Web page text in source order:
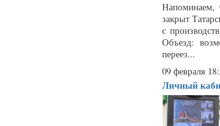
Напоминаем,
закрыт
с
Объезд:
переез...
09 февраля
Личный